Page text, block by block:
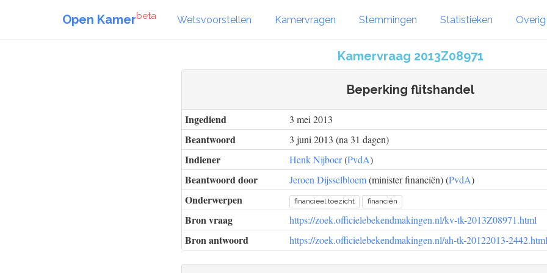
Open Kamerbeta Wetsvoorstellen Kamervragen Stemmingen Statistieken
Kamervraag 2013Z08971
Beperking flitshandel
Ingediend 3 mei 2013
Beantwoord 3 juni 2013 (na 31 dagen)
Indiener Henk Nijboer(PvdA)
Beantwoord door Jeroen Dijsselbloem(minister financiën) (PvdA)
Onderwerpen financieel toezicht financiën
Bron vraag https://zoek.officielebekendmakingen.nl/kv-tk-2013Z08971.html
Bron antwoord https://zoek.officielebekendmakingen.nl/ah-tk-20122013-2442.html